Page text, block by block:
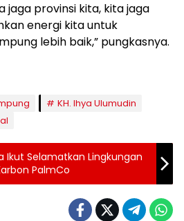
jaga provinsi kita, kita jaga
energi kita untuk
lebih baik,” pungkasnya.
KH. Ihya Ulumudin
Ikut Selamatkan Lingkungan
PalmCo